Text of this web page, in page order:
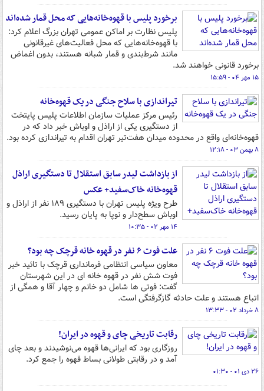
برخورد پلیس با قهوه‌خانه‌هایی که محل‌ قمار شده‌اند
پلیس نظارت بر اماکن عمومی تهران بزرگ اعلام کرد:
با قهوه‌خانه‌هایی که محل فعالیت‌های غیرقانونی
مانند شرط‌بندی و قمار شبانه هستند، بدون اغماض
برخورد قانونی خواهند شد.
۱۵ مهر ۰۴ - ۱۵:۵۹
تیراندازی با سلاح جنگی در یک قهوه‌خانه
رئیس مرکز عملیات سازمان اطلاعات پلیس پایتخت
از دستگیری یکی از اراذل و اوباش خبر داد که در
قهوه‌خانه‌ای واقع در محدوده میدان هفت‌تیر تهران اقدام به تیراندازی کرده بود.
۸ بهمن ۰۳ - ۱۲:۱۸
از بازداشت لیدر سابق استقلال تا دستگیری اراذل
قهوه‌خانه‌ خاک‌سفید+ عکس
طرح ویژه پلیس تهران با دستگیری ۱۸۹ نفر از اراذل و
اوباش سطح‌دار و نوپا به پایان رسید.
۱۴ مهر ۰۲ - ۱۰:۳۵
علت فوت ۶ نفر در قهوه خانه قرچک چه بود؟
معاون سیاسی انتظامی فرمانداری قرچک با تائید خبر
فوت شش نفر در قهوه خانه ای در این شهرستان
گفت: فوتی ها شامل دو خانم و چهار آقا و همگی از
اتباع هستند و علت حادثه گازگرفتگی است.
۸ خرداد ۰۲ - ۱۳:۳۳
رقابت تاریخی چای و قهوه در ایران!
روزگاری بود که ایرانی‌ها قهوه می‌نوشیدند و بعد چای
آمد و در رقابتی طولانی بساط قهوه را جمع کرد.
۲۶ دی ۰۱ - ۰۱:۳۰